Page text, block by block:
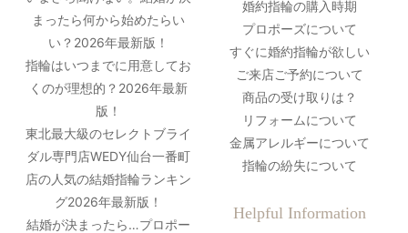
まったら何から始めたらい
い？2026年最新版！
指輪はいつまでに用意してお
くのが理想的？2026年最新
版！
東北最大級のセレクトブライ
ダル専門店WEDY仙台一番町
店の人気の結婚指輪ランキン
グ2026年最新版！
結婚が決まったら…プロポー
婚約指輪の購入時期
プロポーズについて
すぐに婚約指輪が欲しい
ご来店ご予約について
商品の受け取りは？
リフォームについて
金属アレルギーについて
指輪の紛失について
Helpful Information